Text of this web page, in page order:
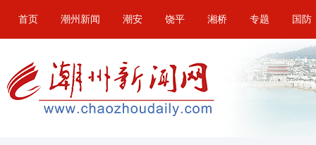
首页 潮州新闻 潮安 饶平 湘桥 专题 国防